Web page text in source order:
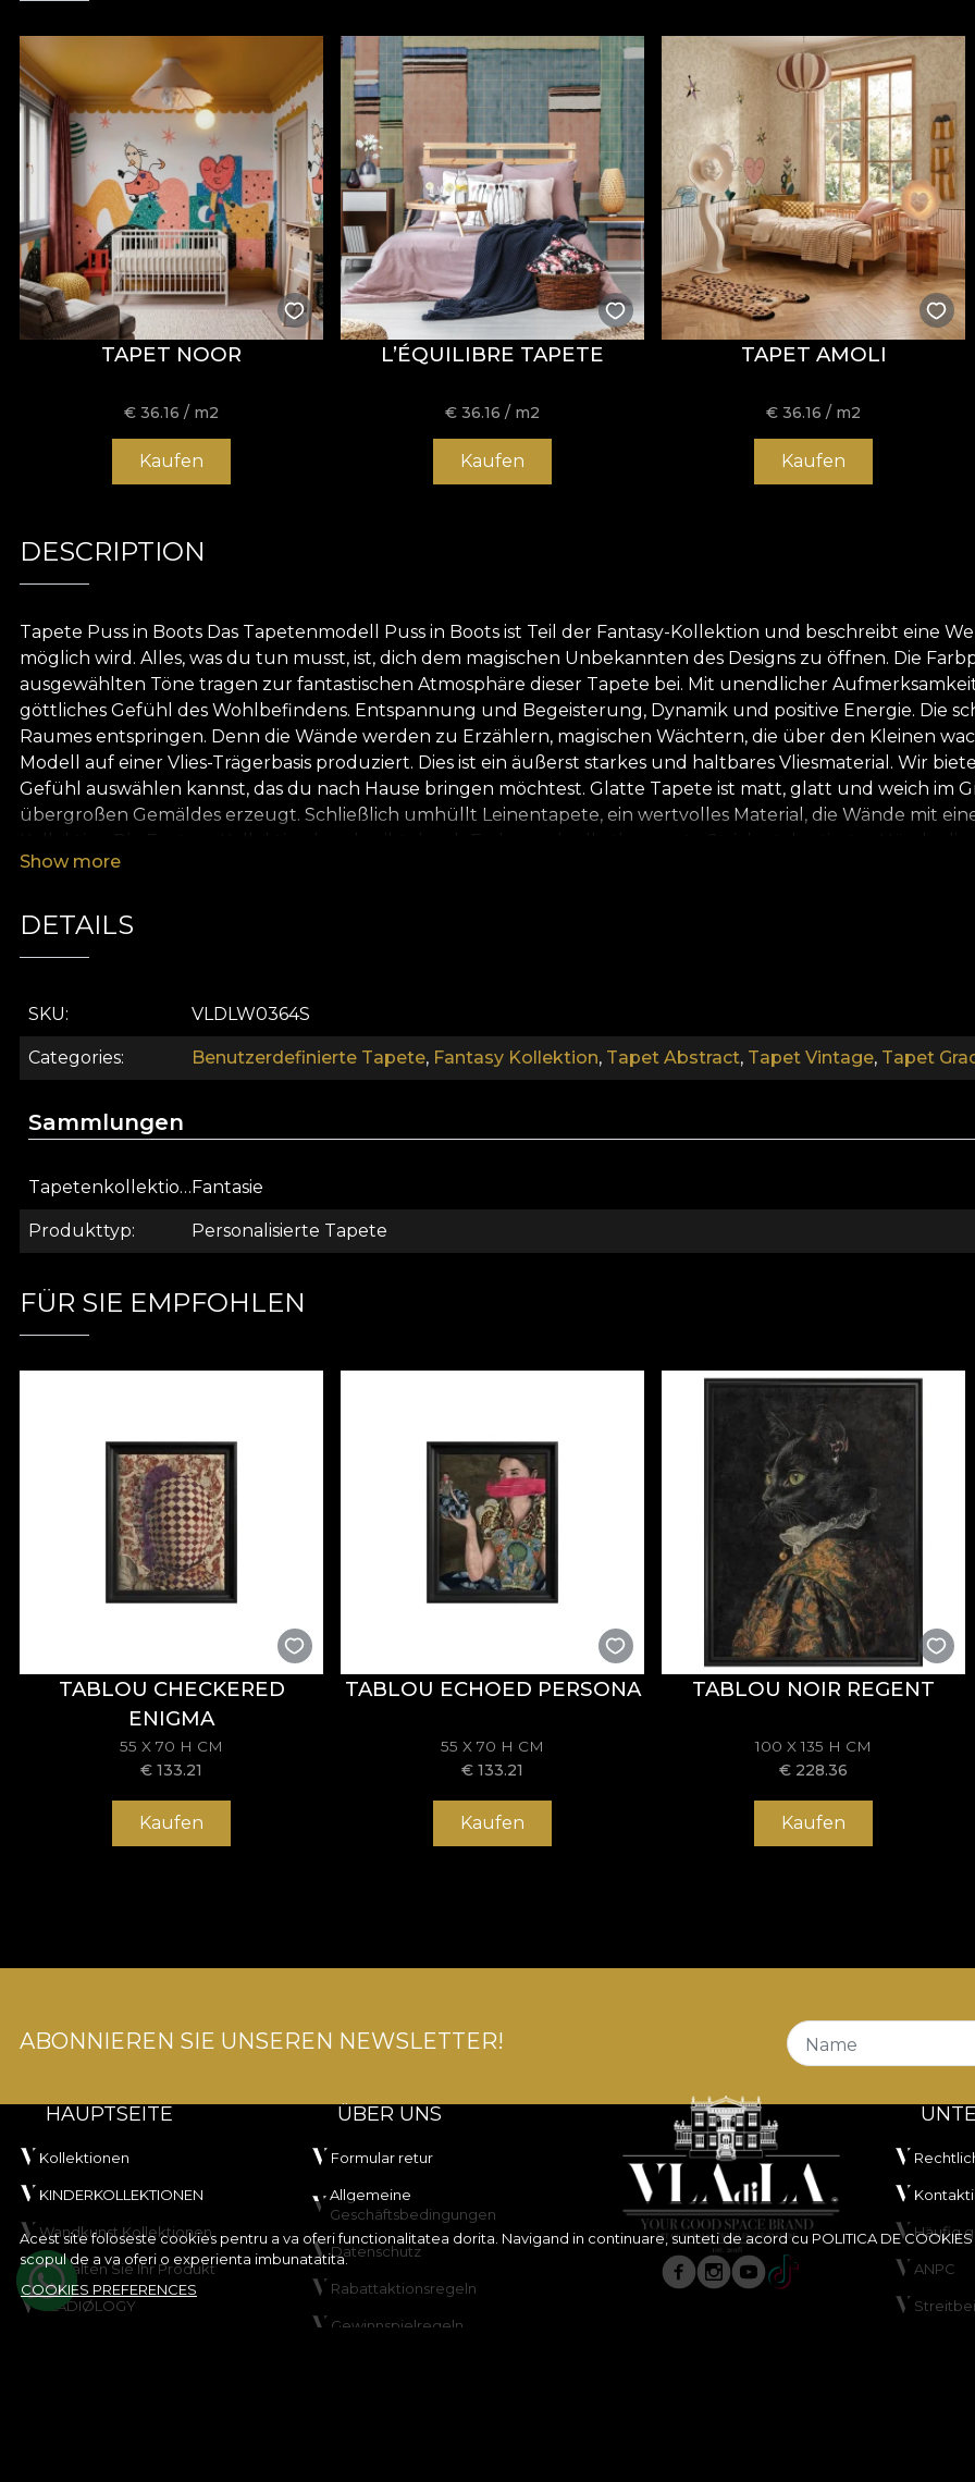
TAPET NOOR
€36.16 / m2
Kaufen
L’ÉQUILIBRE TAPETE
€36.16 / m2
Kaufen
TAPET AMOLI
€36.16 / m2
Kaufen
DESCRIPTION
Tapete Puss in Boots Das Tapetenmodell Puss in Boots ist Teil der Fantasy-Kollektion und beschreibt eine
möglich wird. Alles, was du tun musst, ist, dich dem magischen Unbekannten des Designs zu öffnen. Die
ausgewählten Töne tragen zur fantastischen Atmosphäre dieser Tapete bei. Mit unendlicher
göttliches Gefühl des Wohlbefindens. Entspannung und Begeisterung, Dynamik und positive Energie. Die
Raumes entspringen. Denn die Wände werden zu Erzählern, magischen Wächtern, die über den Kleinen
Modell auf einer Vlies-Trägerbasis produziert. Dies ist ein äußerst starkes und haltbares Vliesmaterial. Wir
Gefühl auswählen kannst, das du nach Hause bringen möchtest. Glatte Tapete ist matt, glatt und weich im
übergroßen Gemäldes erzeugt. Schließlich umhüllt Leinentapete, ein wertvolles Material, die Wände mit
finde magische Ressourcen. Diese werden dich auf deinem Weg zur Entdeckung der Welt um dich herum
du zu träumen wagst. Und diese Kollektion beflügelt die schönsten Träume und Wünsche. *Aus Liebe und
Show more
DETAILS
SKU VLDLW0364S
Categories Benutzerdefinierte Tapete, Fantasy Kollektion, Tapet Abstract, Tapet Vintage, Tapet
Sammlungen
Tapetenkollektion Fantasie
Produkttyp Personalisierte Tapete
FÜR SIE EMPFOHLEN
TABLOU CHECKERED
ENIGMA
55 X 70 H CM
€133.21
Kaufen
TABLOU ECHOED PERSONA
55 X 70 H CM
€133.21
Kaufen
TABLOU NOIR REGENT
100 X 135 H CM
€ 228.36
Kaufen
Acest site foloseste cookies pentru a va oferi functionalitatea dorita. Navigand in continuare, sunteti de acord cu POLITICA DE COOKIES
scopul de a va oferi o experienta imbunatatita.
COOKIES PREFERENCES
ABONNIEREN SIE UNSEREN NEWSLETTER! Name
HAUPTSEITE
Kollektionen
KINDERKOLLEKTIONEN
Wandkunst Kollektionen
Gestalten Sie Ihr Produkt
VLADIØLOGY
ÜBER UNS
Formular retur
Allgemeine
Geschäftsbedingungen
Datenschutz
Rabattaktionsregeln
Gewinnspielregeln
Häufig
ANPC